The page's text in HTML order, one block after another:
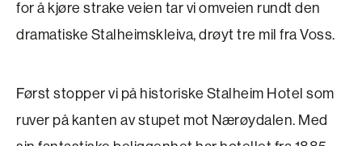
for å kjøre strake veien tar vi omveien rundt den
dramatiske Stalheimskleiva, drøyt tre mil fra Voss.
Først stopper vi på historiske Stalheim Hotel som
ruver på kanten av stupet mot Nærøydalen. Med